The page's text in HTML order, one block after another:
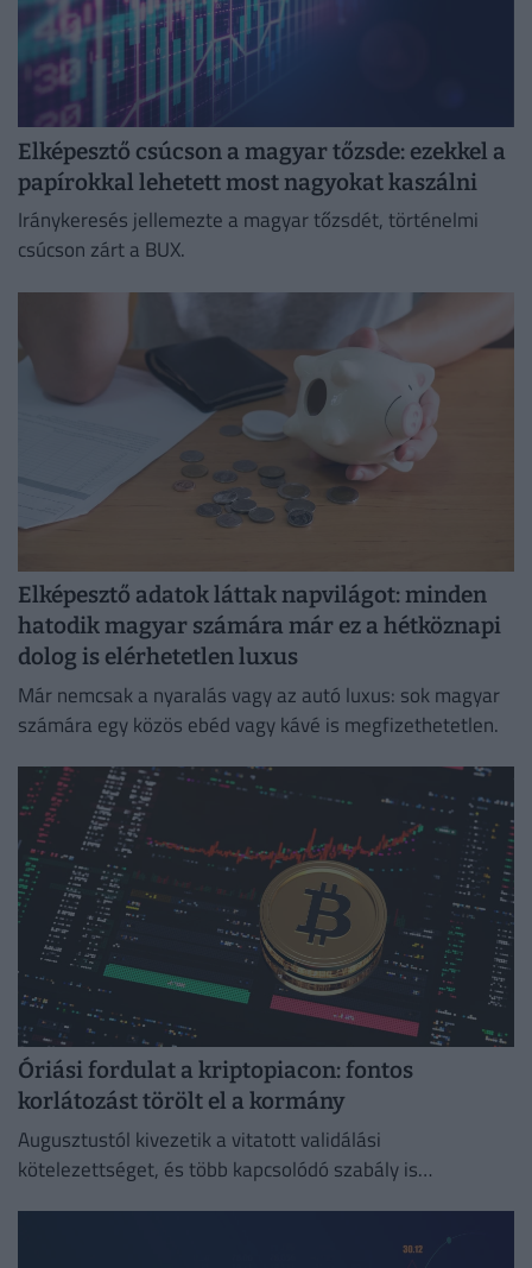
Elképesztő csúcson a magyar tőzsde: ezekkel a
papírokkal lehetett most nagyokat kaszálni
Iránykeresés jellemezte a magyar tőzsdét, történelmi
csúcson zárt a BUX.
Elképesztő adatok láttak napvilágot: minden
hatodik magyar számára már ez a hétköznapi
dolog is elérhetetlen luxus
Már nemcsak a nyaralás vagy az autó luxus: sok magyar
számára egy közös ebéd vagy kávé is megfizethetetlen.
Óriási fordulat a kriptopiacon: fontos
korlátozást törölt el a kormány
Augusztustól kivezetik a vitatott validálási
kötelezettséget, és több kapcsolódó szabály is